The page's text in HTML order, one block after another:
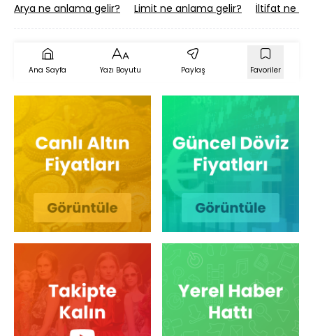
Arya ne anlama gelir? Limit ne anlama gelir? İltifat ne
Ana Sayfa Yazı Boyutu Paylaş Favoriler